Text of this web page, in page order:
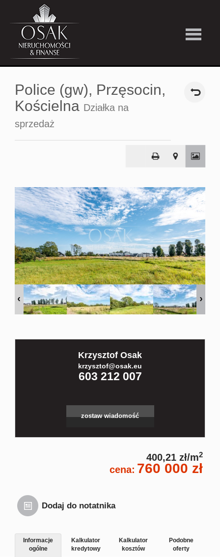
Kup
Firma
Kontakt
Notatnik
Police (gw), Przęsocin,
Kościelna Działka na
sprzedaż
Krzysztof Osak
krzysztof@osak.eu
603 212 007
zostaw wiadomość
400,21 zł/m2
cena: 760 000 zł
Dodaj do notatnika
Informacje
ogólne
Kalkulator
kredytowy
Kalkulator
kosztów
Podobne
oferty